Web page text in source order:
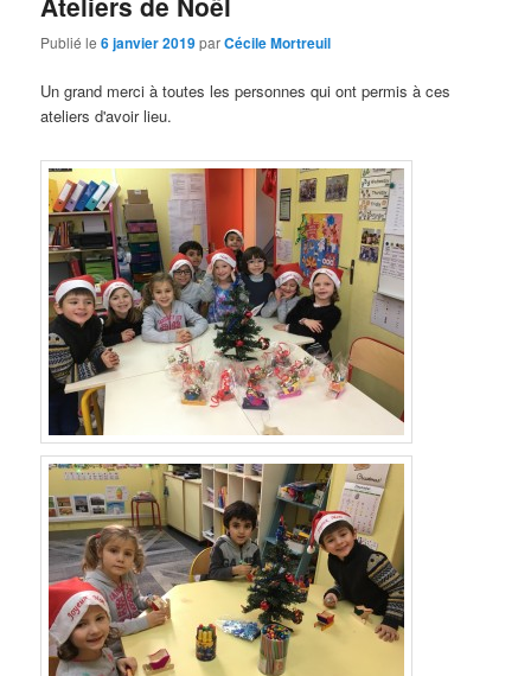
Publié le6 janvier 2019parCécile Mortreuil
Un grand merci à toutes les personnes qui ont permis à ces
ateliers d'avoir lieu.